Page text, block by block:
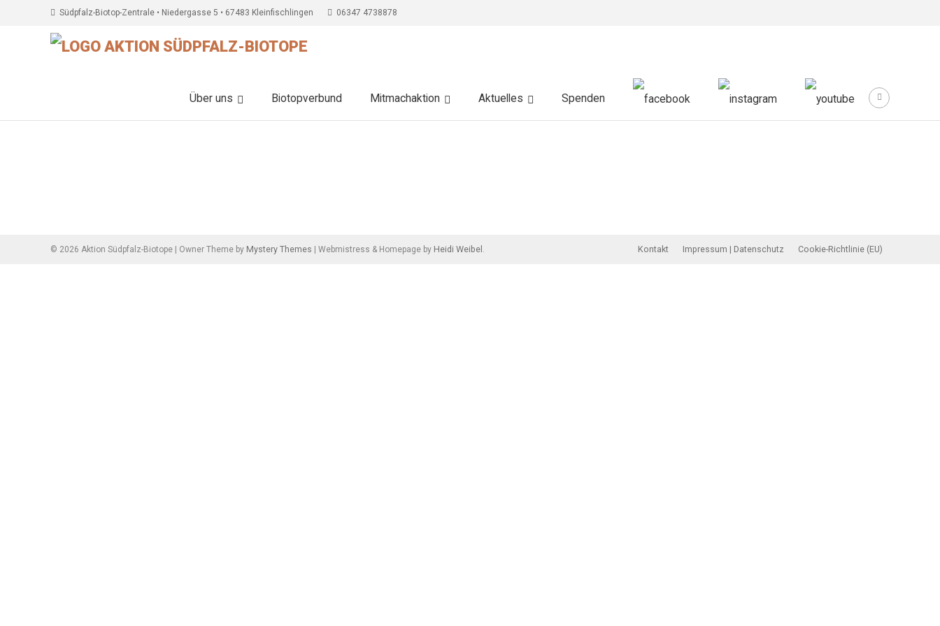
Südpfalz-Biotop-Zentrale • Niedergasse 5 • 67483 Kleinfischlingen 06347 4738878
Über uns Biotopverbund Mitmachaktion Aktuelles Spenden
© 2026 Aktion Südpfalz-Biotope | Owner Theme by Mystery Themes | Webmistress & Homepage by Heidi Weibel . Kontakt Impressum | Datenschutz Cookie-Richtlinie (EU)